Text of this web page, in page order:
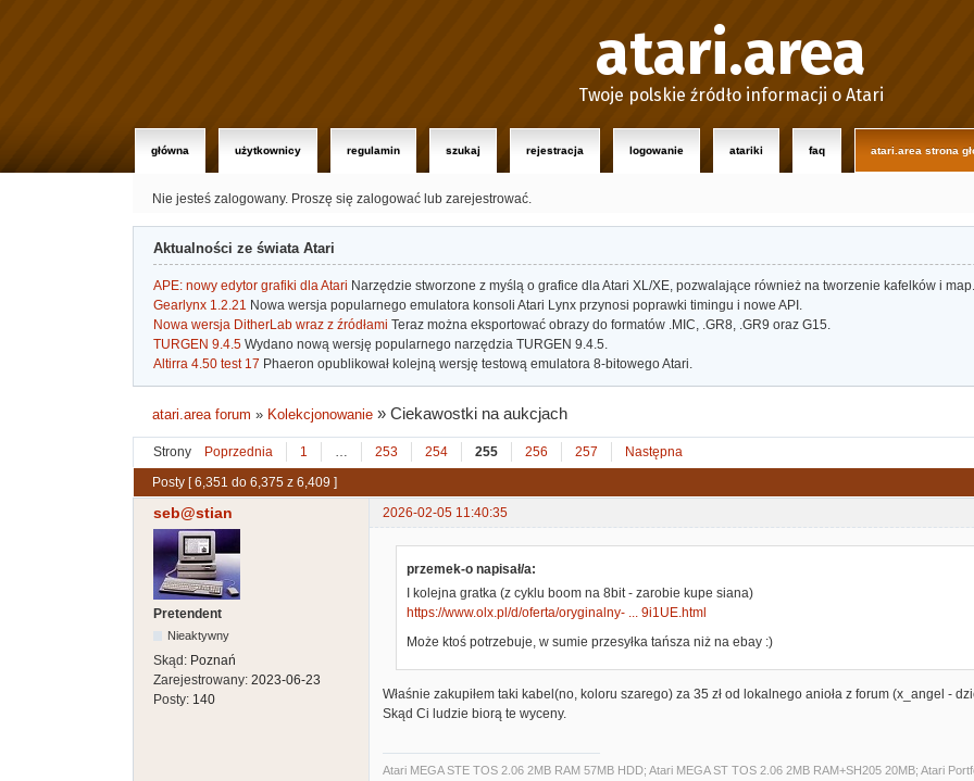
atari.area
Twoje polskie źródło informacji o Atari
główna użytkownicy regulamin szukaj rejestracja logowanie atariki faq atari.area strona
Nie jesteś zalogowany. Proszę się zalogować lub zarejestrować.
Aktualności ze świata Atari
APE: nowy edytor grafiki dla Atari Narzędzie stworzone z myślą o grafice dla Atari XL/XE, pozwalające również na tworzenie kafelków i map.
Gearlynx 1.2.21 Nowa wersja popularnego emulatora konsoli Atari Lynx przynosi poprawki timingu i nowe API.
Nowa wersja DitherLab wraz z źródłami Teraz można eksportować obrazy do formatów .MIC, .GR8, .GR9 oraz G15.
TURGEN 9.4.5 Wydano nową wersję popularnego narzędzia TURGEN 9.4.5.
Altirra 4.50 test 17 Phaeron opublikował kolejną wersję testową emulatora 8-bitowego Atari.
atari.area forum » Kolekcjonowanie »Ciekawostki na aukcjach
Strony Poprzednia 1 … 253 254 255 256 257 Następna
Posty [ 6,351 do 6,375 z 6,409 ]
seb@stian 2026-02-05 11:40:35
Pretendent
Nieaktywny
Skąd: Poznań
Zarejestrowany: 2023-06-23
Posty: 140
przemek-o napisał/a:
I kolejna gratka (z cyklu boom na 8bit - zarobie kupe siana)
https://www.olx.pl/d/oferta/oryginalny- ... 9i1UE.html
Może ktoś potrzebuje, w sumie przesyłka tańsza niż na ebay :)
Właśnie zakupiłem taki kabel(no, koloru szarego) za 35 zł od lokalnego anioła z forum (x_angel -
Skąd Ci ludzie biorą te wyceny.
Atari MEGA STE TOS 2.06 2MB RAM 57MB HDD; Atari MEGA ST TOS 2.06 2MB RAM+SH205 20MB; Atari